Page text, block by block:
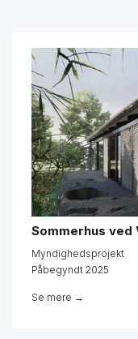
Sommerhus ved
Myndighedsprojekt
Påbegyndt 2025
Se mere →